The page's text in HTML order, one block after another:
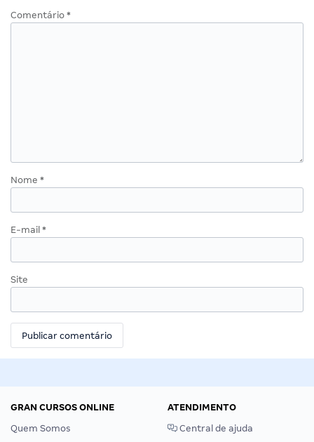
Comentário *
Nome *
E-mail *
Site
GRAN CURSOS ONLINE
Quem Somos
ATENDIMENTO
Central de ajuda